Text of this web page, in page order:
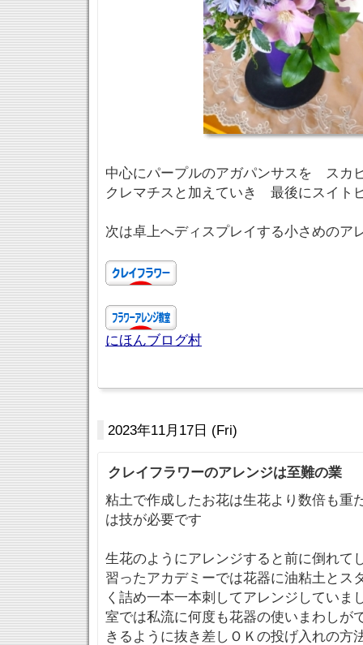
中心にパープルのアガパンサスを スカ
クレマチスと加えていき 最後にスイト
次は卓上へディスプレイする小さめのア
にほんブログ村
2023年11月17日 (Fri)
クレイフラワーのアレンジは至難の業
粘土で作成したお花は生花より数倍も
は技が必要です
生花のようにアレンジすると前に倒れて
習ったアカデミーでは花器に油粘土とス
く詰め一本一本刺してアレンジしてい
室では私流に何度も花器の使いまわしが
きるように抜き差しＯＫの投げ入れの方